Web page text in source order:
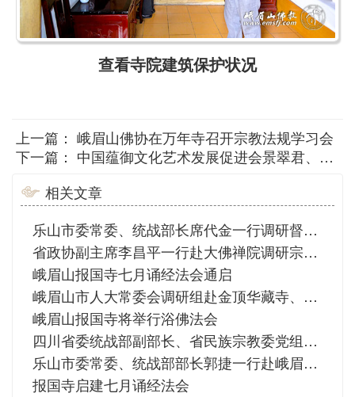
查看寺院建筑保护状况
上一篇： 峨眉山佛协在万年寺召开宗教法规学习会
下一篇： 中国蕴御文化艺术发展促进会景翠君、李有春先生向峨眉山佛教协会捐赠书法作品
相关文章
乐山市委常委、统战部长席代金一行调研督查“五一”节前峨眉山寺院安全工作
省政协副主席李昌平一行赴大佛禅院调研宗教场所规范化建设情况并宣讲党的二十大精神
峨眉山报国寺七月诵经法会通启
峨眉山市人大常委会调研组赴金顶华藏寺、大佛禅院调研
峨眉山报国寺将举行浴佛法会
四川省委统战部副部长、省民族宗教委党组书记张富国一行来峨眉山大佛禅院、峨眉山佛学院调研
乐山市委常委、统战部部长郭捷一行赴峨眉山佛教协会调研
报国寺启建七月诵经法会